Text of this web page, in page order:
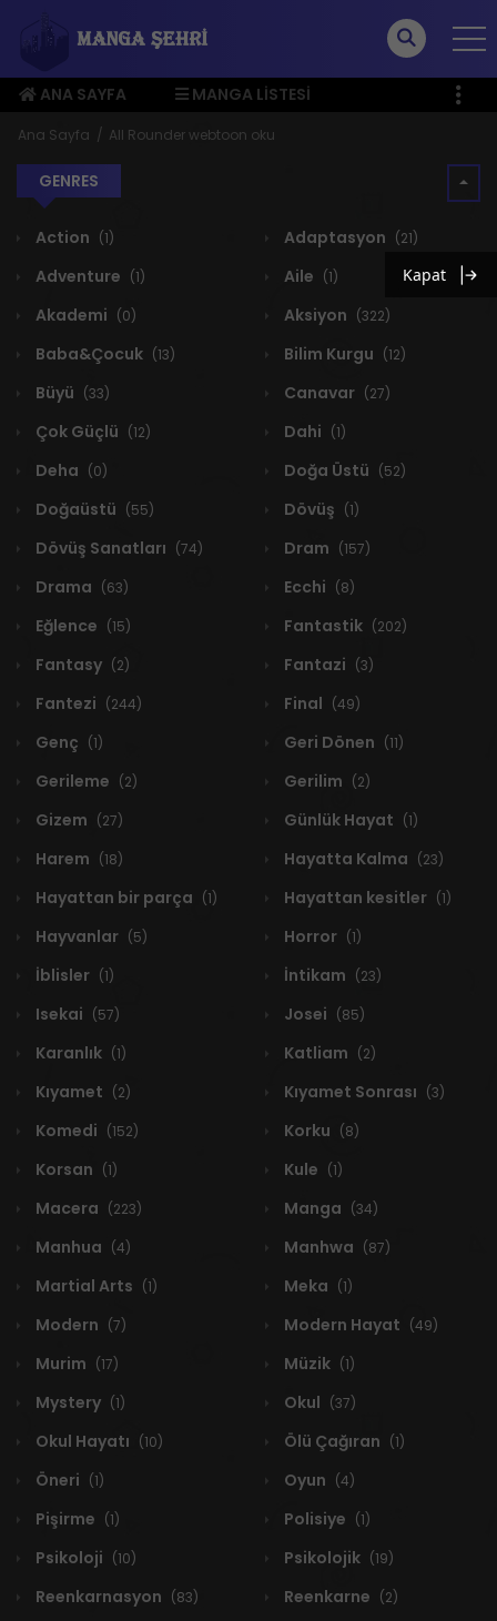
ANA SAYFA
MANGA LISTESI
ÜYE MENÜSÜ
Ana Sayfa All Rounder webtoon oku
GENRES
Action (1) Adaptasyon (21)
Adventure (1) Aile (1)
Akademi (0) Aksiyon (322)
Baba&Çocuk (13) Bilim Kurgu (12)
Büyü (33) Canavar (27)
Çok Güçlü (12) Dahi (1)
Deha (0) Doğa Üstü (52)
Doğaüstü (55) Dövüş (1)
Dövüş Sanatları (74) Dram (157)
Drama (63) Ecchi (8)
Eğlence (15) Fantastik (202)
Fantasy (2) Fantazi (3)
Fantezi (244) Final (49)
Genç (1) Geri Dönen (11)
Gerileme (2) Gerilim (2)
Gizem (27) Günlük Hayat (1)
Harem (18) Hayatta Kalma (23)
Hayattan bir parça (1) Hayattan kesitler (1)
Hayvanlar (5) Horror (1)
İblisler (1) İntikam (23)
Isekai (57) Josei (85)
Karanlık (1) Katliam (2)
Kıyamet (2) Kıyamet Sonrası (3)
Komedi (152) Korku (8)
Korsan (1) Kule (1)
Macera (223) Manga (34)
Manhua (4) Manhwa (87)
Martial Arts (1) Meka (1)
Modern (7) Modern Hayat (49)
Murim (17) Müzik (1)
Mystery (1) Okul (37)
Okul Hayatı (10) Ölü Çağıran (1)
Öneri (1) Oyun (4)
Pişirme (1) Polisiye (1)
Psikoloji (10) Psikolojik (19)
Reenkarnasyon (83) Reenkarne (2)
Kapat